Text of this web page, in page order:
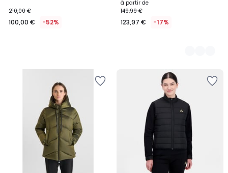
210,00 €
100,00 € -52%
à partir de
149,99 €
123,97 € -17%